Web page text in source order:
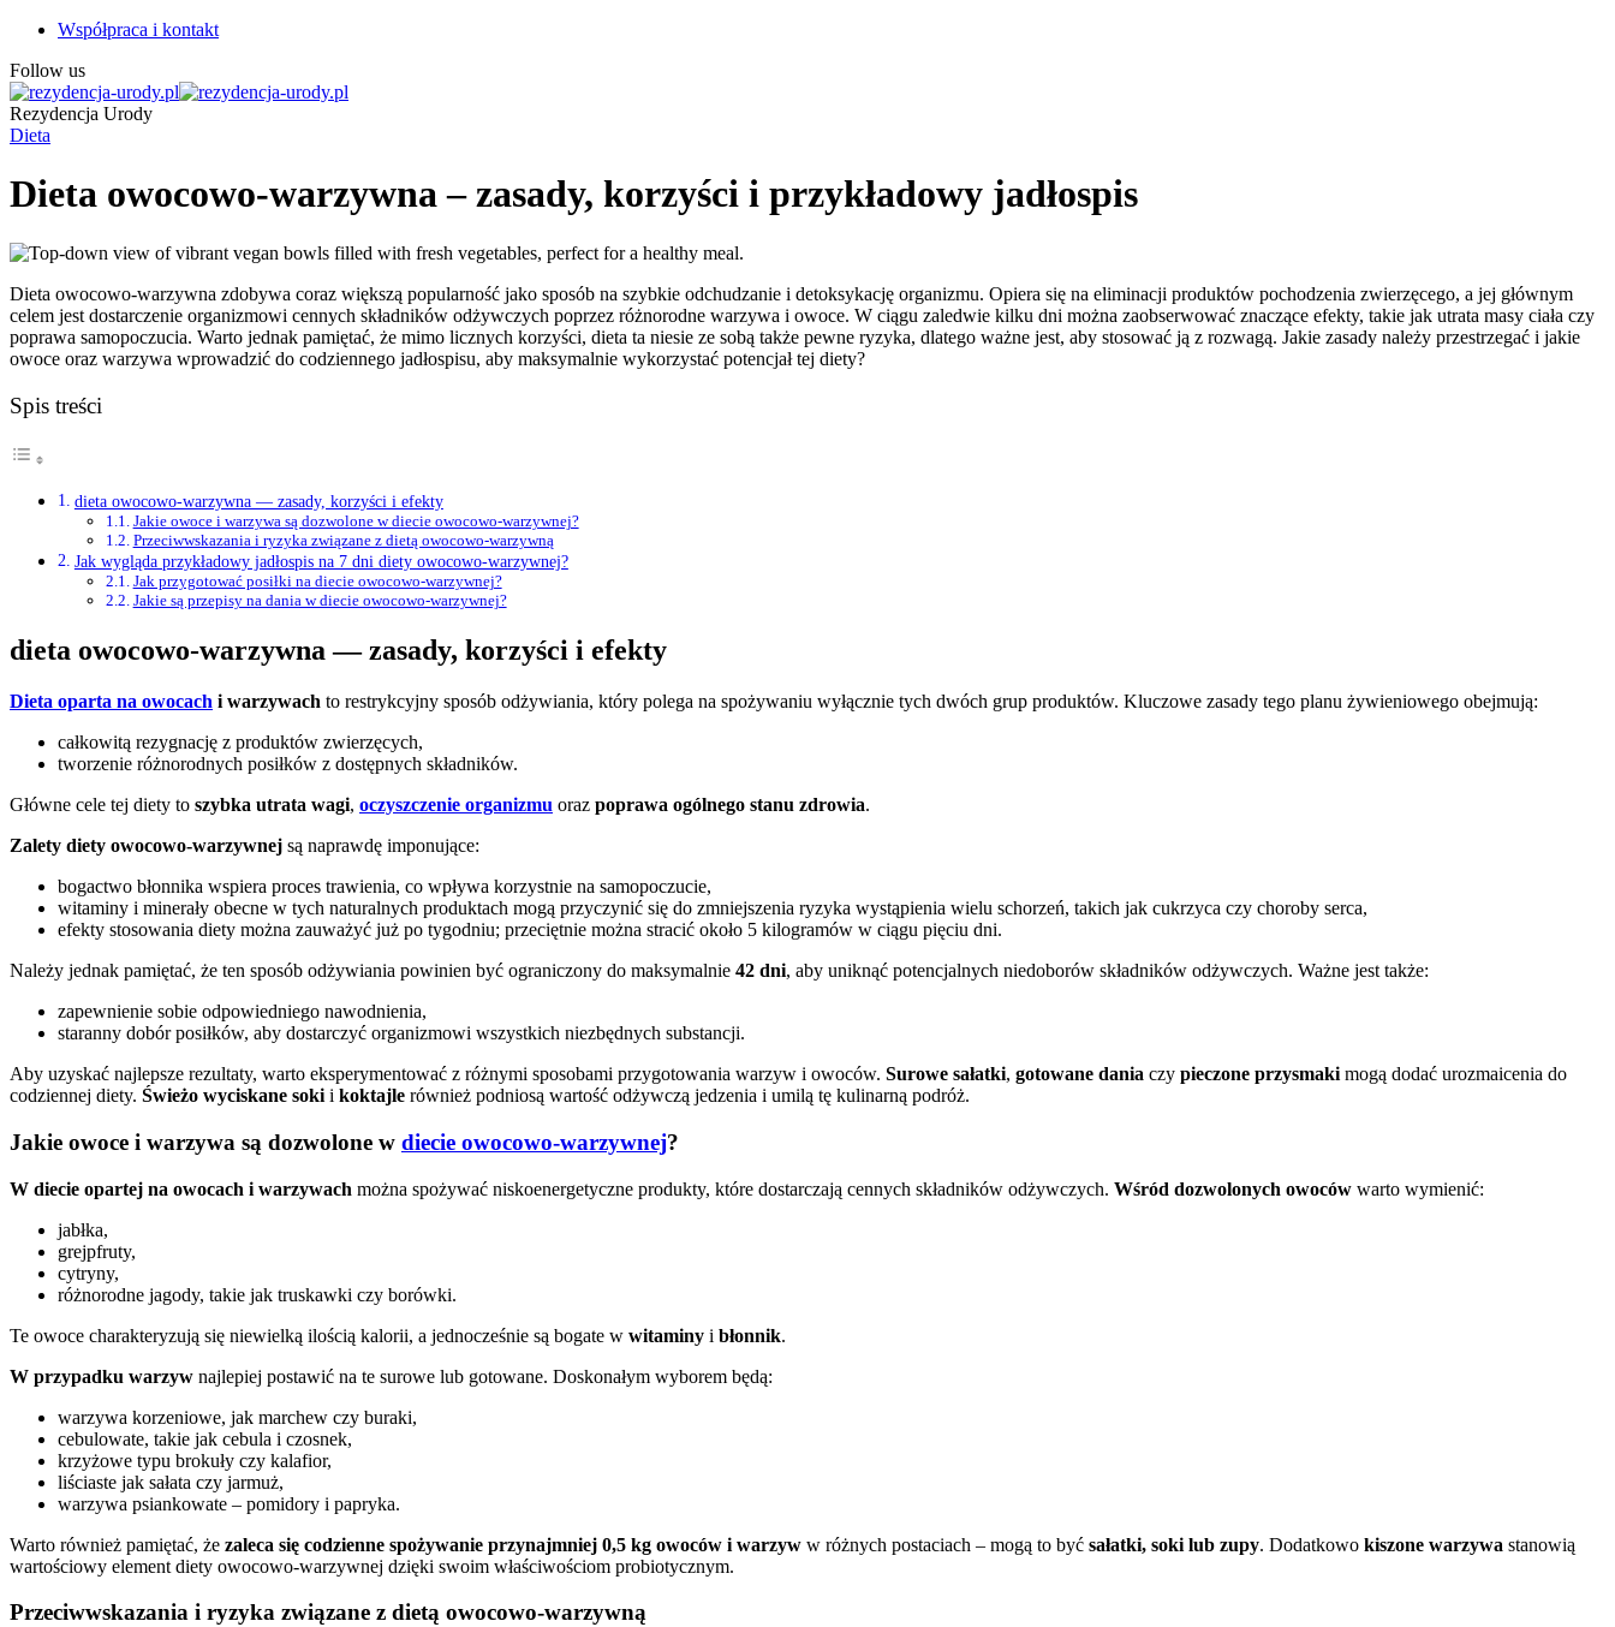
Współpraca i kontakt
Follow us
Rezydencja Urody
Dieta
Dieta owocowo-warzywna – zasady, korzyści i przykładowy jadłospis
Dieta owocowo-warzywna zdobywa coraz większą popularność jako sposób na szybkie odchudzanie i detoksykację organizmu. Opiera się na eliminacji produktów pochodzenia zwierzęcego, a jej głównym
celem jest dostarczenie organizmowi cennych składników odżywczych poprzez różnorodne warzywa i owoce. W ciągu zaledwie kilku dni można zaobserwować znaczące efekty, takie jak utrata masy ciała czy
poprawa samopoczucia. Warto jednak pamiętać, że mimo licznych korzyści, dieta ta niesie ze sobą także pewne ryzyka, dlatego ważne jest, aby stosować ją z rozwagą. Jakie zasady należy przestrzegać i jakie
owoce oraz warzywa wprowadzić do codziennego jadłospisu, aby maksymalnie wykorzystać potencjał tej diety?
Spis treści
dieta owocowo-warzywna — zasady, korzyści i efekty
Jakie owoce i warzywa są dozwolone w diecie owocowo-warzywnej?
Przeciwwskazania i ryzyka związane z dietą owocowo-warzywną
Jak wygląda przykładowy jadłospis na 7 dni diety owocowo-warzywnej?
Jak przygotować posiłki na diecie owocowo-warzywnej?
Jakie są przepisy na dania w diecie owocowo-warzywnej?
dieta owocowo-warzywna — zasady, korzyści i efekty
Dieta oparta na owocach i warzywach to restrykcyjny sposób odżywiania, który polega na spożywaniu wyłącznie tych dwóch grup produktów. Kluczowe zasady tego planu żywieniowego obejmują:
całkowitą rezygnację z produktów zwierzęcych,
tworzenie różnorodnych posiłków z dostępnych składników.
Główne cele tej diety to szybka utrata wagi, oczyszczenie organizmu oraz poprawa ogólnego stanu zdrowia.
Zalety diety owocowo-warzywnej są naprawdę imponujące:
bogactwo błonnika wspiera proces trawienia, co wpływa korzystnie na samopoczucie,
witaminy i minerały obecne w tych naturalnych produktach mogą przyczynić się do zmniejszenia ryzyka wystąpienia wielu schorzeń, takich jak cukrzyca czy choroby serca,
efekty stosowania diety można zauważyć już po tygodniu; przeciętnie można stracić około 5 kilogramów w ciągu pięciu dni.
Należy jednak pamiętać, że ten sposób odżywiania powinien być ograniczony do maksymalnie 42 dni, aby uniknąć potencjalnych niedoborów składników odżywczych. Ważne jest także:
zapewnienie sobie odpowiedniego nawodnienia,
staranny dobór posiłków, aby dostarczyć organizmowi wszystkich niezbędnych substancji.
Aby uzyskać najlepsze rezultaty, warto eksperymentować z różnymi sposobami przygotowania warzyw i owoców. Surowe sałatki, gotowane dania czy pieczone przysmaki mogą dodać urozmaicenia do
codziennej diety. Świeżo wyciskane soki i koktajle również podniosą wartość odżywczą jedzenia i umilą tę kulinarną podróż.
Jakie owoce i warzywa są dozwolone w diecie owocowo-warzywnej?
W diecie opartej na owocach i warzywach można spożywać niskoenergetyczne produkty, które dostarczają cennych składników odżywczych. Wśród dozwolonych owoców warto wymienić:
jabłka,
grejpfruty,
cytryny,
różnorodne jagody, takie jak truskawki czy borówki.
Te owoce charakteryzują się niewielką ilością kalorii, a jednocześnie są bogate w witaminy i błonnik.
W przypadku warzyw najlepiej postawić na te surowe lub gotowane. Doskonałym wyborem będą:
warzywa korzeniowe, jak marchew czy buraki,
cebulowate, takie jak cebula i czosnek,
krzyżowe typu brokuły czy kalafior,
liściaste jak sałata czy jarmuż,
warzywa psiankowate – pomidory i papryka.
Warto również pamiętać, że zaleca się codzienne spożywanie przynajmniej 0,5 kg owoców i warzyw w różnych postaciach – mogą to być sałatki, soki lub zupy. Dodatkowo kiszone warzywa stanowią
wartościowy element diety owocowo-warzywnej dzięki swoim właściwościom probiotycznym.
Przeciwwskazania i ryzyka związane z dietą owocowo-warzywną